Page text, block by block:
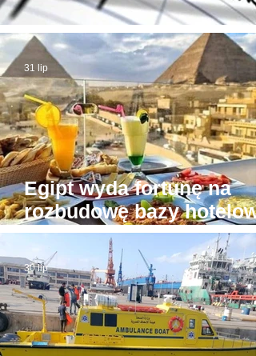
Trzęsienie ziemi w
Egipt wyda fortunę na
rozbudowę bazy
wokół Piramid w Gizie
31 lip
30 lip